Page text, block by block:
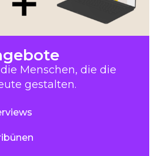
Menschen, die die
gestalten.